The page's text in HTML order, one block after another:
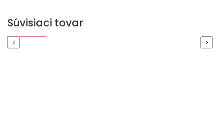
Súvisiaci tovar
Previous Next